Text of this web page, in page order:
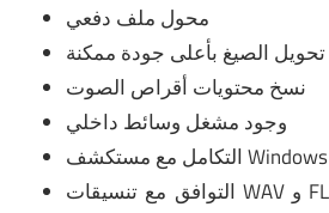
محول ملف دفعي
تحويل الصيغ بأعلى جودة ممكنة
نسخ محتويات أقراص الصوت
وجود مشغل وسائط داخلي
التكامل مع مستكشف Windows
التوافق مع تنسيقات WAV و FLAC و OGG و MP3 و